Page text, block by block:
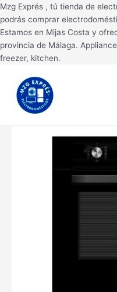
Mzg Exprés , tú tienda de
podrás comprar
Estamos en Mijas Costa y
provincia de Málaga.
freezer, kitchen.
Ir
al
contenido